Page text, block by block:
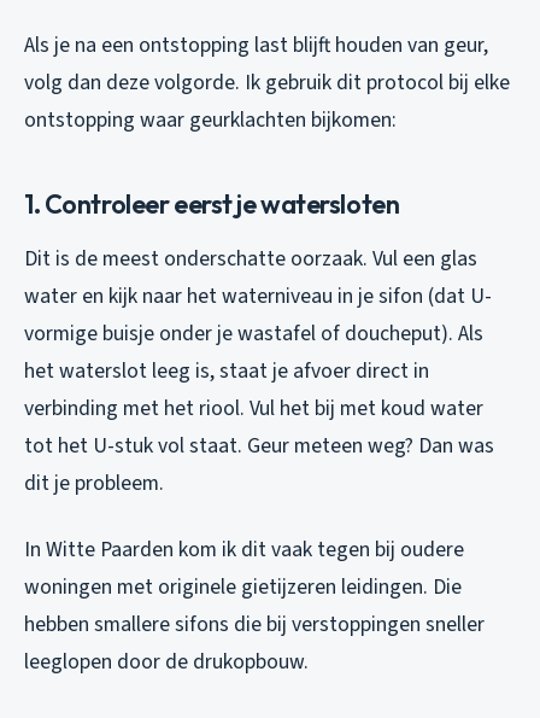
Als je na een ontstopping last blijft houden van geur,
volg dan deze volgorde. Ik gebruik dit protocol bij elke
ontstopping waar geurklachten bijkomen:
1. Controleer eerst je watersloten
Dit is de meest onderschatte oorzaak. Vul een glas
water en kijk naar het waterniveau in je sifon (dat U-
vormige buisje onder je wastafel of doucheput). Als
het waterslot leeg is, staat je afvoer direct in
verbinding met het riool. Vul het bij met koud water
tot het U-stuk vol staat. Geur meteen weg? Dan was
dit je probleem.
In Witte Paarden kom ik dit vaak tegen bij oudere
woningen met originele gietijzeren leidingen. Die
hebben smallere sifons die bij verstoppingen sneller
leeglopen door de drukopbouw.